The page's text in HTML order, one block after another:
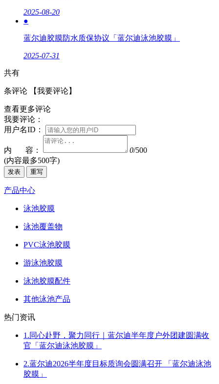
2025-08-20
●
蓝尔迪胶膜防水质保协议「蓝尔迪泳池胶膜」
2025-07-31
共有
条评论 【我要评论】
查看更多评论
我要评论：
用户名ID：
内 容： 0/500
(内容最多500字)
发表 重写
产品中心
泳池胶膜
泳池覆盖物
PVC泳池胶膜
游泳池胶膜
泳池胶膜配件
其他泳池产品
热门资讯
1.同心赴野，聚力同行｜蓝尔迪半年度户外团建圆满收
官「蓝尔迪泳池胶膜」
2.蓝尔迪2026半年度目标质询会圆满召开 「蓝尔迪泳池
胶膜」